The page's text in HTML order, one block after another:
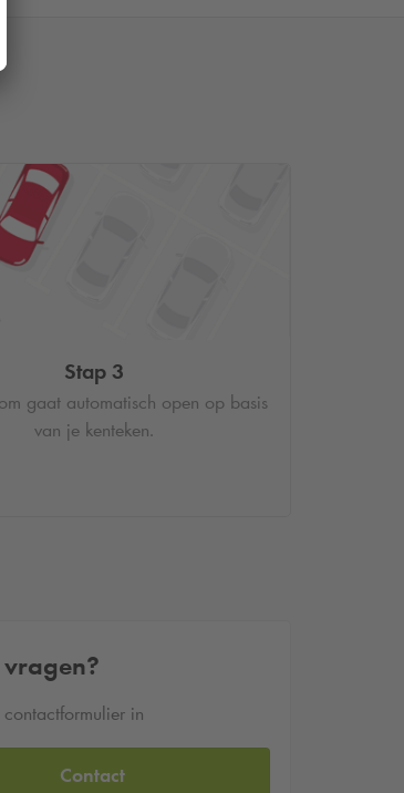
Stap 3
gaat automatisch open op basis
van je kenteken.
in
Contact